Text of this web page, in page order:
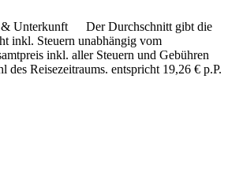
Unterkunft
Der Durchschnitt gibt die
inkl. Steuern unabhängig vom
inkl. aller Steuern und Gebühren
des Reisezeitraums. entspricht 19,26 € p.P.